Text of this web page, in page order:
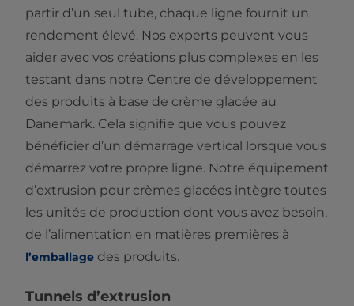
partir d’un seul tube, chaque ligne fournit un
rendement élevé. Nos experts peuvent vous
aider avec vos créations plus complexes en les
testant dans notre Centre de développement
des produits à base de crème glacée au
Danemark. Cela signifie que vous pouvez
bénéficier d’un démarrage vertical lorsque vous
démarrez votre propre ligne. Notre équipement
d’extrusion pour crèmes glacées intègre toutes
les unités de production dont vous avez besoin,
de l’alimentation en matières premières à
l’emballage des produits.
Tunnels d’extrusion